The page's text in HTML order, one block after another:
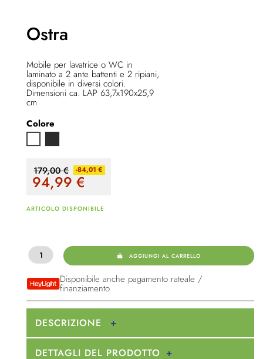
Ostra
Mobile per lavatrice o WC in
laminato a 2 ante battenti e 2 ripiani,
disponibile in diversi colori.
Dimensioni ca. LAP 63,7x190x25,9
cm
Colore
179,00 € -84,01 €
94,99€
ARTICOLO DISPONIBILE
AGGIUNGI AL CARRELLO
Disponibile anche pagamento rateale /
finanziamento
DESCRIZIONE
DETTAGLI DEL PRODOTTO